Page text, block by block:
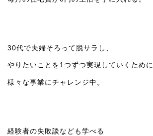
30代で夫婦そろって脱サラし、
やりたいことを1つずつ実現していくために
様々な事業にチャレンジ中。
経験者の失敗談なども学べる